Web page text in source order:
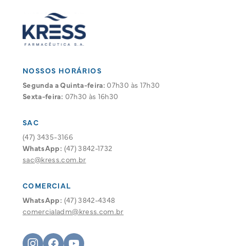
NOSSOS HORÁRIOS
Segunda a Quinta-feira: 07h30 às 17h30
Sexta-feira: 07h30 às 16h30
SAC
(47) 3435-3166
WhatsApp: (47) 3842-1732
sac@kress.com.br
COMERCIAL
WhatsApp: (47) 3842-4348
comercialadm@kress.com.br